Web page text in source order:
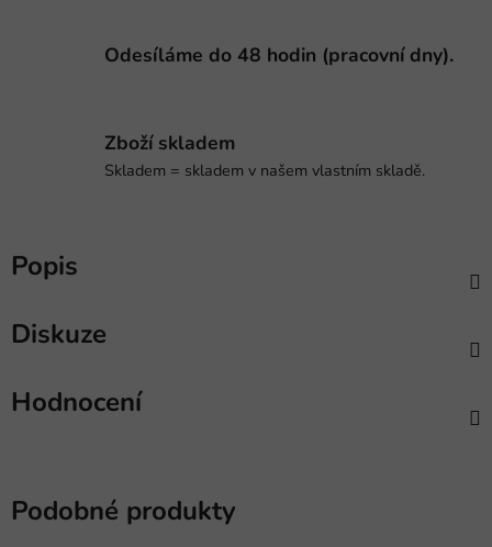
Odesíláme do 48 hodin (pracovní dny).
Zboží skladem
Skladem = skladem v našem vlastním skladě.
Popis
Diskuze
Hodnocení
Podobné produkty